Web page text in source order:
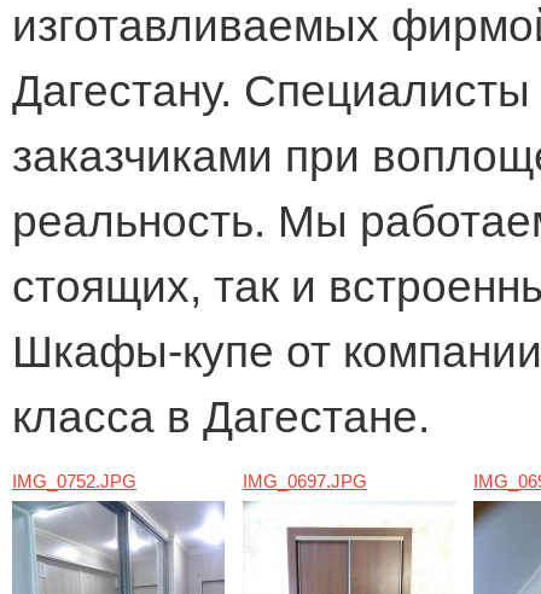
изготавливаемых
Дагестану.
заказчиками при
реальность. Мы
стоящих, так и
Шкафы-купе от
класса в Дагестане.
IMG_0752.JPG IMG_0697.JPG